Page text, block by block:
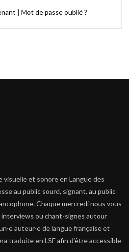
| Mot de passe oublié ?
et sonore en Langue des
au public sourd, signant, au public
Chaque mercredi nous vous
ou chant-signes autour
auteur·e de langue française et
traduite en LSF afin d’être accessible